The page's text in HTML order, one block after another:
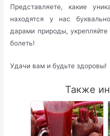
Представляете, какие
находятся у нас
дарами природы,
болеть!
Удачи вам и будьте здоровы!
Также